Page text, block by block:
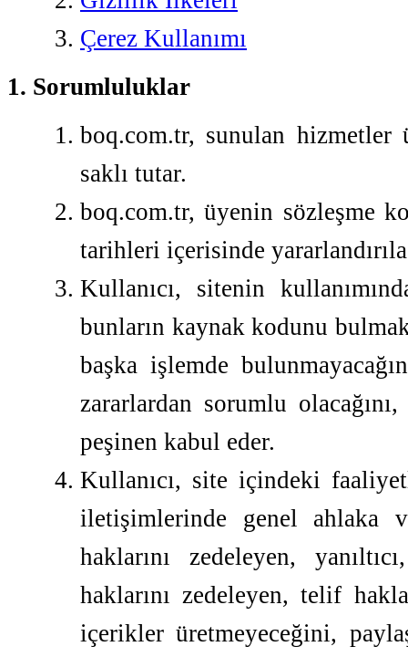
Çerez Kullanımı
1. Sorumluluklar
boq.com.tr, sunulan hizmetler
saklı tutar.
boq.com.tr, üyenin sözleşme
tarihleri içerisinde
Kullanıcı, sitenin
bunların kaynak kodunu
başka işlemde
zararlardan sorumlu
peşinen kabul eder.
Kullanıcı, site içindeki
iletişimlerinde genel ahlaka
haklarını zedeleyen,
haklarını zedeleyen, telif
içerikler üretmeyeceğini,